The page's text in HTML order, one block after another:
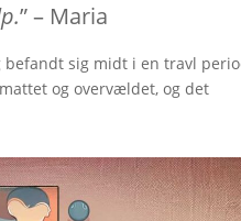
” – Maria
befandt sig midt i en travl
og overvældet, og det